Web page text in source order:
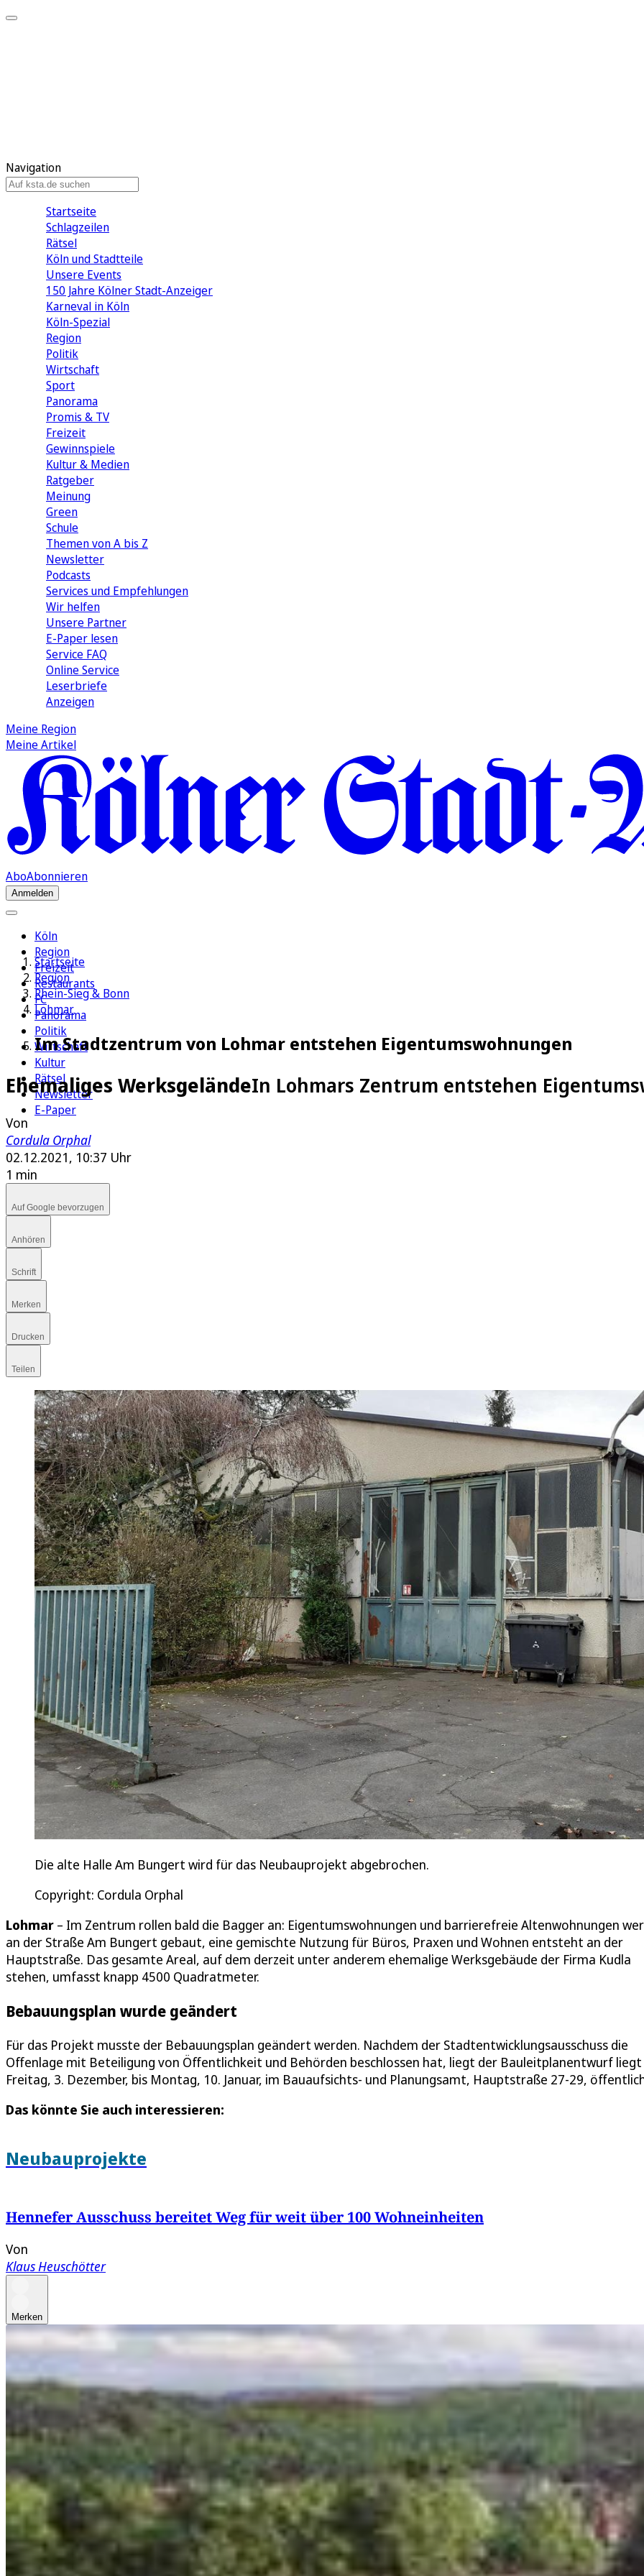
Navigation
Startseite
Schlagzeilen
Rätsel
Köln und Stadtteile
Unsere Events
150 Jahre Kölner Stadt-Anzeiger
Karneval in Köln
Köln-Spezial
Region
Politik
Wirtschaft
Sport
Panorama
Promis & TV
Freizeit
Gewinnspiele
Kultur & Medien
Ratgeber
Meinung
Green
Schule
Themen von A bis Z
Newsletter
Podcasts
Services und Empfehlungen
Wir helfen
Unsere Partner
E-Paper lesen
Service FAQ
Online Service
Leserbriefe
Anzeigen
Meine Region
Meine Artikel
AboAbonnieren
Anmelden
Köln
Region
Freizeit
Restaurants
FC
Panorama
Politik
Wirtschaft
Kultur
Rätsel
Newsletter
E-Paper
Startseite
Region
Rhein-Sieg & Bonn
Lohmar
Im Stadtzentrum von Lohmar entstehen Eigentumswohnungen
Ehemaliges WerksgeländeIn Lohmars Zentrum entstehen
Von
Cordula Orphal
02.12.2021, 10:37 Uhr
1 min
Auf Google bevorzugen
Anhören
Schrift
Merken
Drucken
Teilen
Die alte Halle Am Bungert wird für das Neubauprojekt abgebrochen.
Copyright: Cordula Orphal
Lohmar – Im Zentrum rollen bald die Bagger an: Eigentumswohnungen und barrierefreie Altenwohnungen
an der Straße Am Bungert gebaut, eine gemischte Nutzung für Büros, Praxen und Wohnen entsteht an der
Hauptstraße. Das gesamte Areal, auf dem derzeit unter anderem ehemalige Werksgebäude der Firma Kudla
stehen, umfasst knapp 4500 Quadratmeter.
Bebauungsplan wurde geändert
Für das Projekt musste der Bebauungsplan geändert werden. Nachdem der Stadtentwicklungsausschuss die
Offenlage mit Beteiligung von Öffentlichkeit und Behörden beschlossen hat, liegt der Bauleitplanentwurf
Freitag, 3. Dezember, bis Montag, 10. Januar, im Bauaufsichts- und Planungsamt, Hauptstraße 27-29,
Das könnte Sie auch interessieren:
Neubauprojekte
Hennefer Ausschuss bereitet Weg für weit über 100 Wohneinheiten
Von
Klaus Heuschötter
Merken